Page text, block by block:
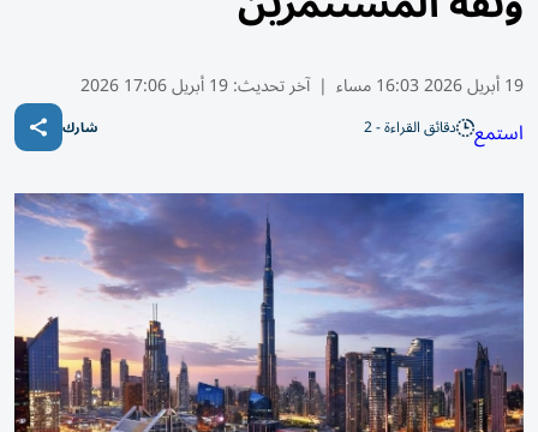
19 أبريل 2026 16:03 مساء | آخر تحديث:19 أبريل 17:06 2026
استمع دقائق القراءة - 2 شارك